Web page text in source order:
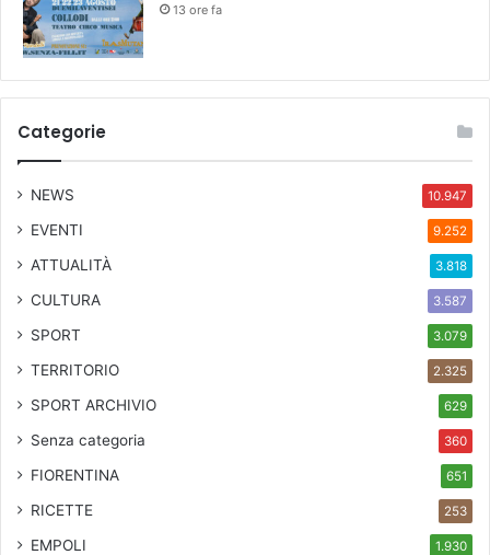
13 ore fa
Categorie
NEWS 10.947
EVENTI 9.252
ATTUALITÀ 3.818
CULTURA 3.587
SPORT 3.079
TERRITORIO 2.325
SPORT ARCHIVIO 629
Senza categoria 360
FIORENTINA 651
RICETTE 253
EMPOLI 1.930